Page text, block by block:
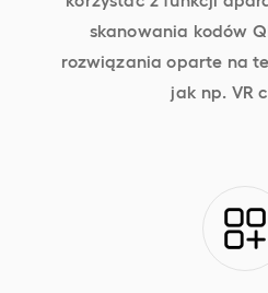
skanowania kodów
rozwiązania oparte na
jak np. VR